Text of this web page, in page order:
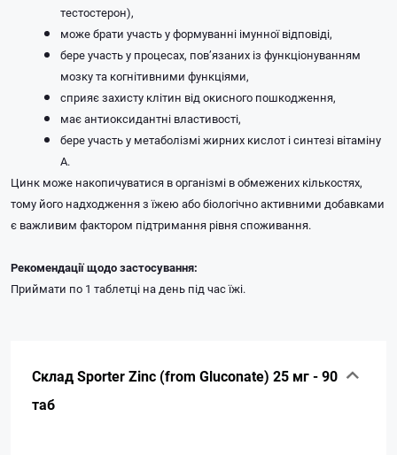
тестостерон),
може брати участь у формуванні імунної відповіді,
бере участь у процесах, пов’язаних із функціонуванням
мозку та когнітивними функціями,
сприяє захисту клітин від окисного пошкодження,
має антиоксидантні властивості,
бере участь у метаболізмі жирних кислот і синтезі вітаміну
A.
Цинк може накопичуватися в організмі в обмежених кількостях,
тому його надходження з їжею або біологічно активними добавками
є важливим фактором підтримання рівня споживання.
Рекомендації щодо застосування:
Приймати по 1 таблетці на день під час їжі.
Склад Sporter Zinc (from Gluconate) 25 мг - 90
таб